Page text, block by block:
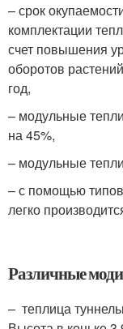
– срок
комплектации
счет повышения
оборотов
год,
– модульные
на 45%,
– модульные
– с помощью
легко
Различные
– теплица